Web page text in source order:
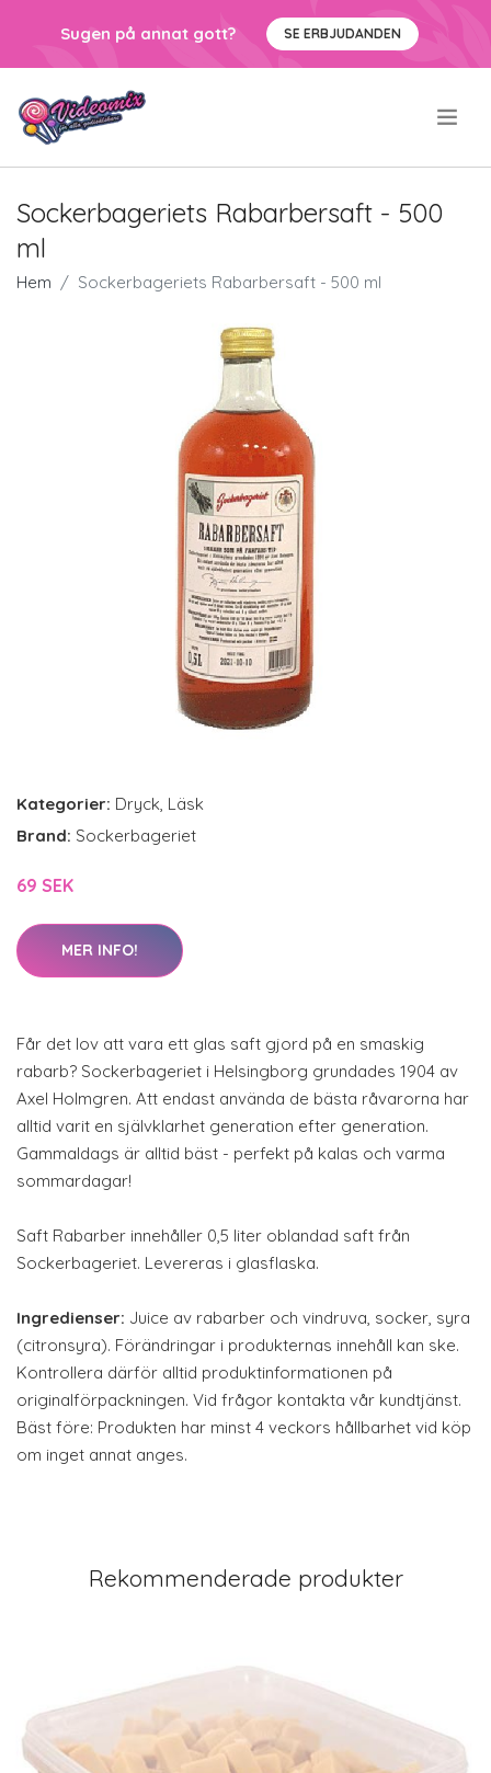
Sugen på annat gott? SE ERBJUDANDEN
Sockerbageriets Rabarbersaft - 500
ml
Hem Sockerbageriets Rabarbersaft - 500 ml
Kategorier: Dryck, Läsk
Brand: Sockerbageriet
69 SEK
MER INFO!
Får det lov att vara ett glas saft gjord på en smaskig
rabarb? Sockerbageriet i Helsingborg grundades 1904 av
Axel Holmgren. Att endast använda de bästa råvarorna har
alltid varit en självklarhet generation efter generation.
Gammaldags är alltid bäst - perfekt på kalas och varma
sommardagar!
Saft Rabarber innehåller 0,5 liter oblandad saft från
Sockerbageriet. Levereras i glasflaska.
Ingredienser: Juice av rabarber och vindruva, socker, syra
(citronsyra). Förändringar i produkternas innehåll kan ske.
Kontrollera därför alltid produktinformationen på
originalförpackningen. Vid frågor kontakta vår kundtjänst.
Bäst före: Produkten har minst 4 veckors hållbarhet vid köp
om inget annat anges.
Rekommenderade produkter